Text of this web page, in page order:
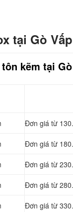
tại Gò
kẽm tại
Đơn giá từ
Đơn giá từ
Đơn giá từ
Đơn giá từ
Đơn giá từ